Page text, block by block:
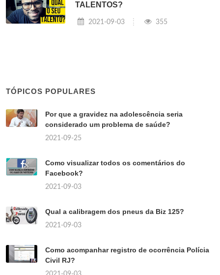
TALENTOS?
2021-09-03 355
TÓPICOS POPULARES
Por que a gravidez na adolescência seria
considerado um problema de saúde?
2021-09-25
Como visualizar todos os comentários do
Facebook?
2021-09-03
Qual a calibragem dos pneus da Biz 125?
2021-09-03
Como acompanhar registro de ocorrência Polícia
Civil RJ?